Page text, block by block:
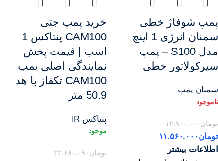
پمپ شوفاژ خطی
سمنان انرژی 1 اینچ
مدل S100 – پمپ
سیرکولاتور خطی
سمنان پمپ
تومان۱۲.۹۰۰.۰۰۰
تومان۱۱.۵۶۰.۰۰۰
اطلاعات بیشتر
خرید پمپ جتی
CAM100 پنتاکس 1
اسب | قیمت پخش
نمایندگی اصلی پمپ
CAM100 تکفاز با هد
50.9 متر
پنتاکس IR
تومان۲۲.۶۸۰.۰۹۰